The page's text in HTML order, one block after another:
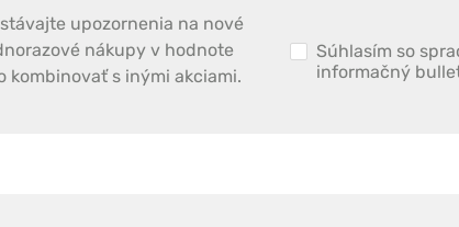
upozornenia na nové
nákupy v hodnote
kombinovať s inými akciami.
Súhlasím so
informačný